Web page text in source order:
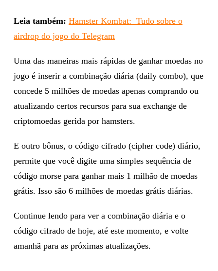
Leia também: Hamster Kombat: Tudo sobre o
airdrop do jogo do Telegram
Uma das maneiras mais rápidas de ganhar moedas no
jogo é inserir a combinação diária (daily combo), que
concede 5 milhões de moedas apenas comprando ou
atualizando certos recursos para sua exchange de
criptomoedas gerida por hamsters.
E outro bônus, o código cifrado (cipher code) diário,
permite que você digite uma simples sequência de
código morse para ganhar mais 1 milhão de moedas
grátis. Isso são 6 milhões de moedas grátis diárias.
Continue lendo para ver a combinação diária e o
código cifrado de hoje, até este momento, e volte
amanhã para as próximas atualizações.